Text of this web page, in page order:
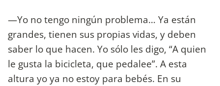
—Yo no tengo ningún problema… Ya están
grandes, tienen sus propias vidas, y deben
saber lo que hacen. Yo sólo les digo, “A quien
le gusta la bicicleta, que pedalee”. A esta
altura yo ya no estoy para bebés. En su